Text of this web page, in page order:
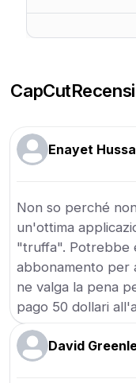
CapCut
Enayet
Non so perché
un'ottima
"truffa". Potrebbe
abbonamento per
ne valga la pena
pago 50 dollari
David